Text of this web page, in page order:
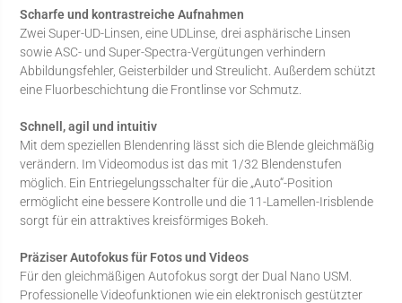
Scharfe und kontrastreiche Aufnahmen
Zwei Super-UD-Linsen, eine UDLinse, drei asphärische Linsen
sowie ASC- und Super-Spectra-Vergütungen verhindern
Abbildungsfehler, Geisterbilder und Streulicht. Außerdem schützt
eine Fluorbeschichtung die Frontlinse vor Schmutz.
Schnell, agil und intuitiv
Mit dem speziellen Blendenring lässt sich die Blende gleichmäßig
verändern. Im Videomodus ist das mit 1/32 Blendenstufen
möglich. Ein Entriegelungsschalter für die „Auto“-Position
ermöglicht eine bessere Kontrolle und die 11-Lamellen-Irisblende
sorgt für ein attraktives kreisförmiges Bokeh.
Präziser Autofokus für Fotos und Videos
Für den gleichmäßigen Autofokus sorgt der Dual Nano USM.
Professionelle Videofunktionen wie ein elektronisch gestützter